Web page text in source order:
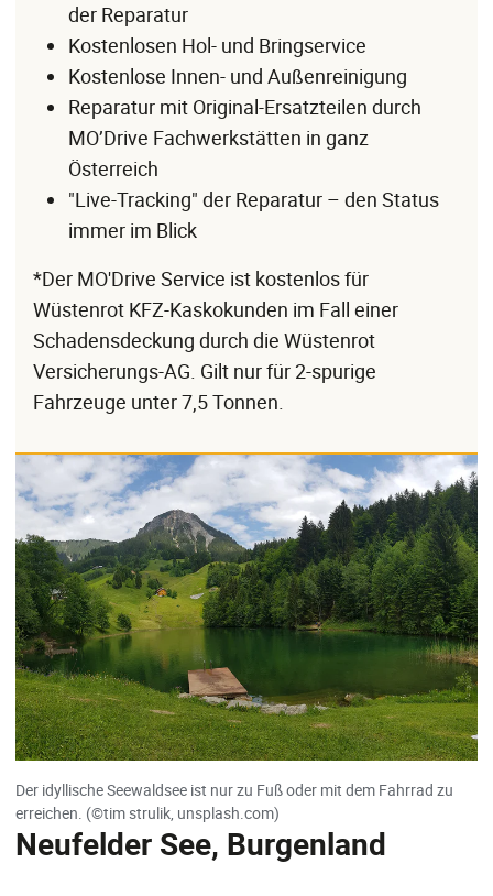
der Reparatur
Kostenlosen Hol- und Bringservice
Kostenlose Innen- und Außenreinigung
Reparatur mit Original-Ersatzteilen durch
MO’Drive Fachwerkstätten in ganz
Österreich
"Live-Tracking" der Reparatur – den Status
immer im Blick
*Der MO'Drive Service ist kostenlos für
Wüstenrot KFZ-Kaskokunden im Fall einer
Schadensdeckung durch die Wüstenrot
Versicherungs-AG. Gilt nur für 2-spurige
Fahrzeuge unter 7,5 Tonnen.
Der idyllische Seewaldsee ist nur zu Fuß oder mit dem Fahrrad zu
erreichen. (©tim strulik, unsplash.com)
Neufelder See, Burgenland